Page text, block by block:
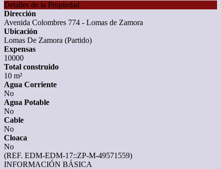
Detalles de la Propiedad
Dirección
Avenida Colombres 774 - Lomas de Zamora
Ubicación
Lomas De Zamora (Partido)
Expensas
10000
Total construido
10 m²
Agua Corriente
No
Agua Potable
No
Cable
No
Cloaca
No
(REF. EDM-EDM-17::ZP-M-49571559)
INFORMACIÓN BÁSICA